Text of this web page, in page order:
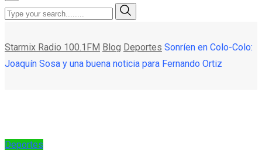
Starmix Radio 100.1FM Blog Deportes Sonríen en Colo-Colo:
Joaquín Sosa y una buena noticia para Fernando Ortiz
Deportes